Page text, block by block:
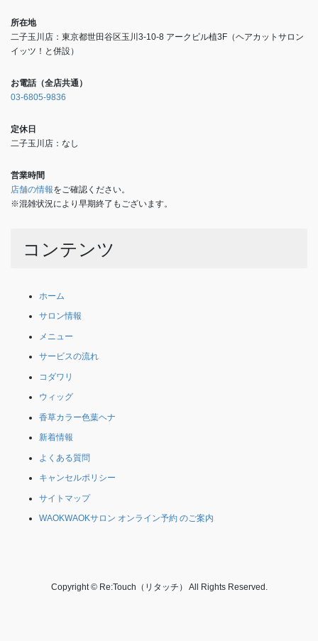
所在地
二子玉川店：東京都世田谷区玉川3-10-8 アークビル植3F（ヘアカットサロン
イッツ！と併設）
お電話（全店共通）
03-6805-9836
定休日
二子玉川店：なし
営業時間
店舗の情報をご確認ください。
※混雑状況により早期終了もございます。
コンテンツ
ホーム
サロン情報
メニュー
サービスの流れ
コダワリ
ウィッグ
香草カラー色葉ヘナ
新着情報
よくある質問
キャンセルポリシー
サイトマップ
WAOKWAOKサロン オンライン予約 のご案内
Copyright © Re:Touch（リタッチ） All Rights Reserved.